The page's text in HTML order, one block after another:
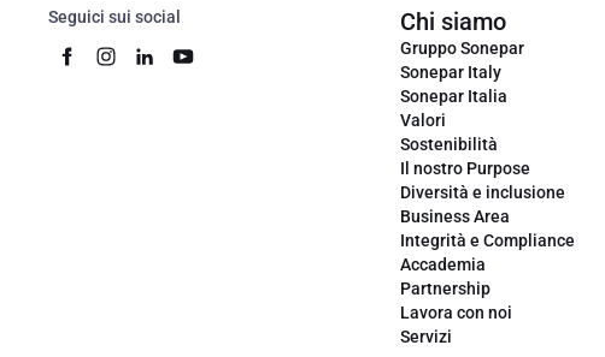
Seguici sui social Chi siamo
Gruppo Sonepar
Sonepar Italy
Sonepar Italia
Valori
Sostenibilità
Il nostro Purpose
Diversità e inclusione
Business Area
Integrità e Compliance
Accademia
Partnership
Lavora con noi
Servizi